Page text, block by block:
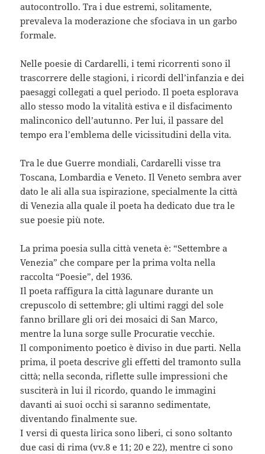
autocontrollo. Tra i due estremi, solitamente,
prevaleva la moderazione che sfociava in un garbo
formale.
Nelle poesie di Cardarelli, i temi ricorrenti sono il
trascorrere delle stagioni, i ricordi dell’infanzia e dei
paesaggi collegati a quel periodo. Il poeta esplorava
allo stesso modo la vitalità estiva e il disfacimento
malinconico dell’autunno. Per lui, il passare del
tempo era l’emblema delle vicissitudini della vita.
Tra le due Guerre mondiali, Cardarelli visse tra
Toscana, Lombardia e Veneto. Il Veneto sembra aver
dato le ali alla sua ispirazione, specialmente la città
di Venezia alla quale il poeta ha dedicato due tra le
sue poesie più note.
La prima poesia sulla città veneta è: “Settembre a
Venezia” che compare per la prima volta nella
raccolta “Poesie”, del 1936.
Il poeta raffigura la città lagunare durante un
crepuscolo di settembre; gli ultimi raggi del sole
fanno brillare gli ori dei mosaici di San Marco,
mentre la luna sorge sulle Procuratie vecchie.
Il componimento poetico è diviso in due parti. Nella
prima, il poeta descrive gli effetti del tramonto sulla
città; nella seconda, riflette sulle impressioni che
susciterà in lui il ricordo, quando le immagini
davanti ai suoi occhi si saranno sedimentate,
diventando finalmente sue.
I versi di questa lirica sono liberi, ci sono soltanto
due casi di rima (vv.8 e 11; 20 e 22), mentre ci sono